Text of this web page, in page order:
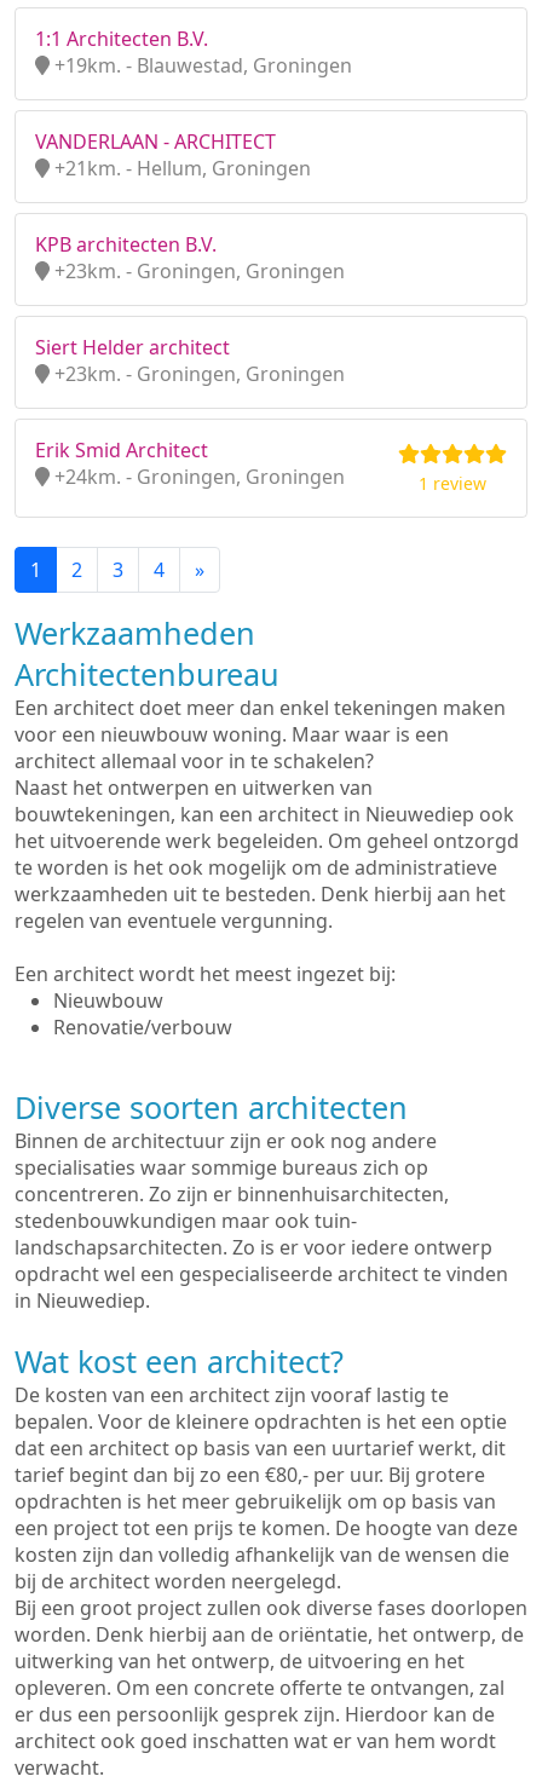
1:1 Architecten B.V.
+19km. - Blauwestad, Groningen
VANDERLAAN - ARCHITECT
+21km. - Hellum, Groningen
KPB architecten B.V.
+23km. - Groningen, Groningen
Siert Helder architect
+23km. - Groningen, Groningen
Erik Smid Architect
+24km. - Groningen, Groningen
1 review
1 2 3 4 »
Werkzaamheden
Architectenbureau
Een architect doet meer dan enkel tekeningen maken
voor een nieuwbouw woning. Maar waar is een
architect allemaal voor in te schakelen?
Naast het ontwerpen en uitwerken van
bouwtekeningen, kan een architect in Nieuwediep ook
het uitvoerende werk begeleiden. Om geheel ontzorgd
te worden is het ook mogelijk om de administratieve
werkzaamheden uit te besteden. Denk hierbij aan het
regelen van eventuele vergunning.
Een architect wordt het meest ingezet bij:
Nieuwbouw
Renovatie/verbouw
Diverse soorten architecten
Binnen de architectuur zijn er ook nog andere
specialisaties waar sommige bureaus zich op
concentreren. Zo zijn er binnenhuisarchitecten,
stedenbouwkundigen maar ook tuin-
landschapsarchitecten. Zo is er voor iedere ontwerp
opdracht wel een gespecialiseerde architect te vinden
in Nieuwediep.
Wat kost een architect?
De kosten van een architect zijn vooraf lastig te
bepalen. Voor de kleinere opdrachten is het een optie
dat een architect op basis van een uurtarief werkt, dit
tarief begint dan bij zo een €80,- per uur. Bij grotere
opdrachten is het meer gebruikelijk om op basis van
een project tot een prijs te komen. De hoogte van deze
kosten zijn dan volledig afhankelijk van de wensen die
bij de architect worden neergelegd.
Bij een groot project zullen ook diverse fases doorlopen
worden. Denk hierbij aan de oriëntatie, het ontwerp, de
uitwerking van het ontwerp, de uitvoering en het
opleveren. Om een concrete offerte te ontvangen, zal
er dus een persoonlijk gesprek zijn. Hierdoor kan de
architect ook goed inschatten wat er van hem wordt
verwacht.